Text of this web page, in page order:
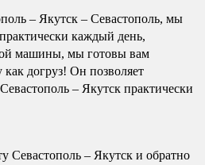
– Якутск – Севастополь, мы
каждый день,
машины, мы готовы вам
догруз! Он позволяет
– Якутск практически
Севастополь – Якутск и обратно